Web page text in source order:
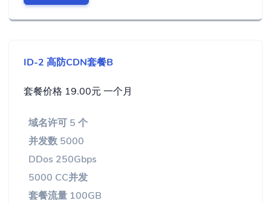
ID-2 高防CDN套餐B
套餐价格 19.00元 一个月
域名许可 5 个
并发数 5000
DDos 250Gbps
5000 CC并发
套餐流量 100GB